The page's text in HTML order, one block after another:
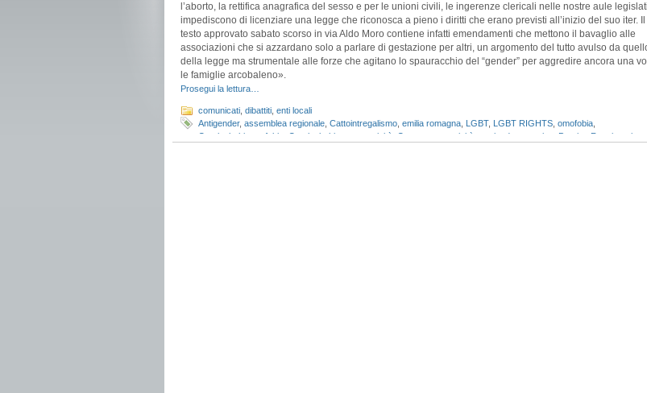
l’aborto, la rettifica anagrafica del sesso e per le unioni civili, le ingerenze clericali nelle nostre aule
impediscono di licenziare una legge che riconosca a pieno i diritti che erano previsti all’inizio del suo iter. Il
testo approvato sabato scorso in via Aldo Moro contiene infatti emendamenti che mettono il bavaglio alle
associazioni che si azzardano solo a parlare di gestazione per altri, un argomento del tutto avulso da
della legge ma strumentale alle forze che agitano lo spauracchio del “gender” per aggredire ancora una
le famiglie arcobaleno».
Prosegui la lettura…
comunicati dibattiti enti locali
Antigender, assemblea regionale Cattointregalismo emilia romagna LGBT, LGBT RIGHTS omofobia
Omolesbobitransfobia
Omolesbobitransnegatività Omotransnegatività partito democratico Provita Reazionari